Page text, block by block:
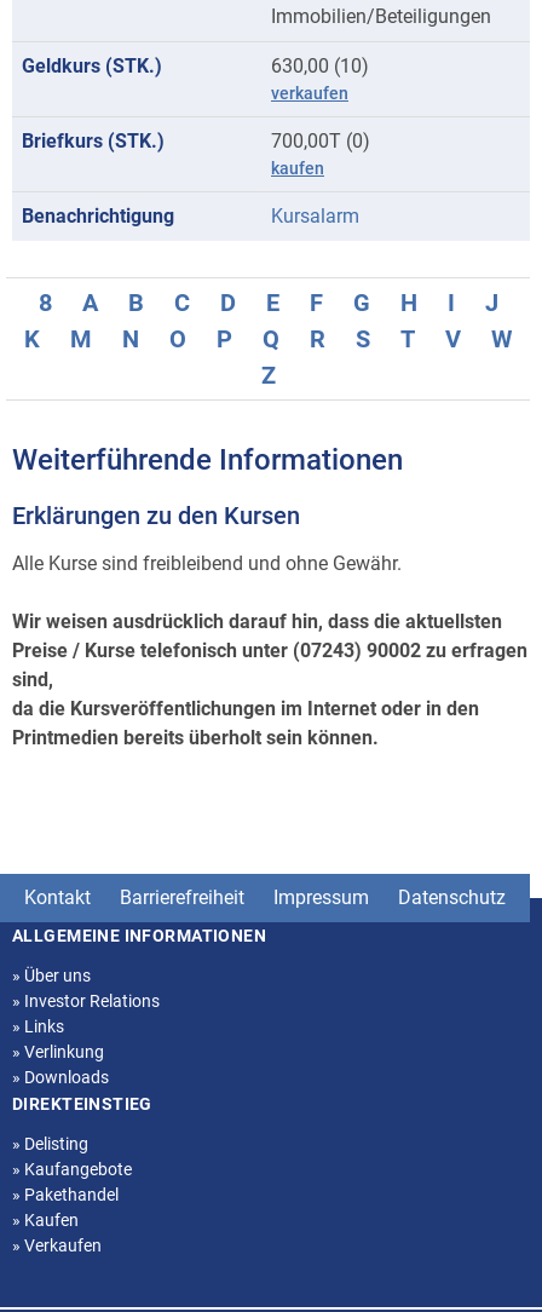
Immobilien/Beteiligungen
630,00 (10)
verkaufen
700,00T (0)
kaufen
Kursalarm
8 A B C D E F G H I
J
K
M N O P Q R S T V
W
Z
Weiterführende Informationen
Erklärungen zu den Kursen
Alle Kurse sind freibleibend und ohne Gewähr.
Wir weisen ausdrücklich darauf hin, dass die aktuellsten
Preise / Kurse telefonisch unter (07243) 90002 zu erfragen
sind,
da die Kursveröffentlichungen im Internet oder in den
Printmedien bereits überholt sein können.
Kontakt Barrierefreiheit Impressum Datenschutz
Seitenstruktur
ALLGEMEINE INFORMATIONEN
» Über uns
» Investor Relations
» Links
» Verlinkung
» Downloads
DIREKTEINSTIEG
» Delisting
» Kaufangebote
» Pakethandel
» Kaufen
» Verkaufen